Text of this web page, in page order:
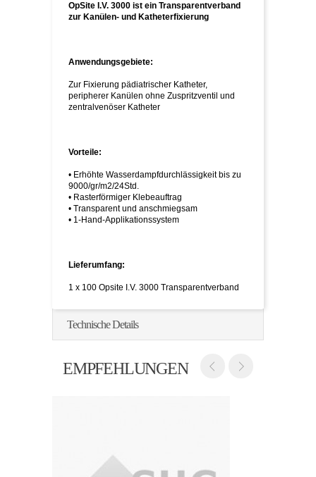
OpSite I.V. 3000 ist ein Transparentverband
zur Kanülen- und Katheterfixierung
Anwendungsgebiete:
Zur Fixierung pädiatrischer Katheter,
peripherer Kanülen ohne Zuspritzventil und
zentralvenöser Katheter
Vorteile:
• Erhöhte Wasserdampfdurchlässigkeit bis zu
9000/gr/m2/24Std.
• Rasterförmiger Klebeauftrag
• Transparent und anschmiegsam
• 1-Hand-Applikationssystem
Lieferumfang:
1 x 100 Opsite I.V. 3000 Transparentverband
Technische Details
EMPFEHLUNGEN